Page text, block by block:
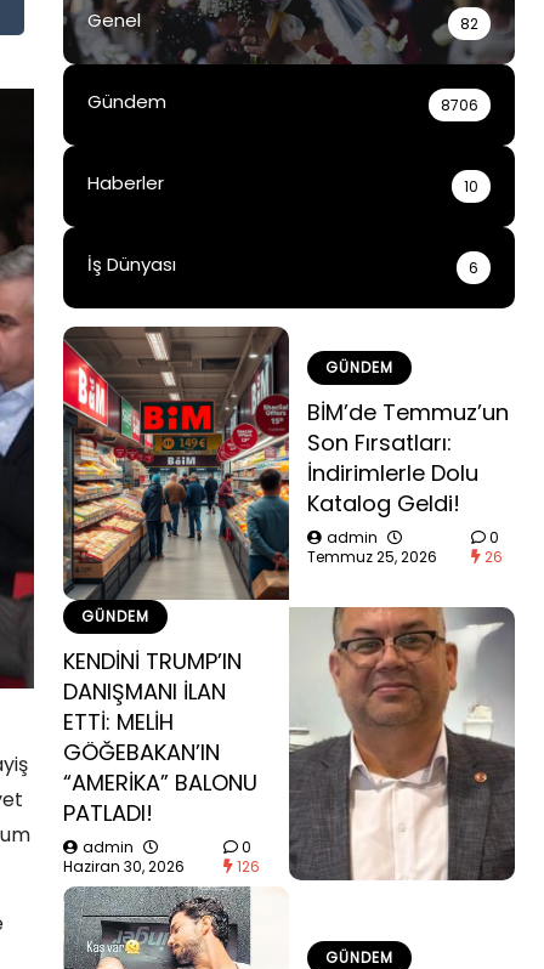
Genel 82
Gündem 8706
Haberler 10
İş Dünyası 6
GÜNDEM
BİM’de Temmuz’un
Son Fırsatları:
İndirimlerle Dolu
Katalog Geldi!
admin
Temmuz 25, 2026
0
26
GÜNDEM
KENDİNİ TRUMP’IN
DANIŞMANI İLAN
ETTİ: MELİH
GÖĞEBAKAN’IN
“AMERİKA” BALONU
PATLADI!
admin
Haziran 30, 2026
0
126
GÜNDEM